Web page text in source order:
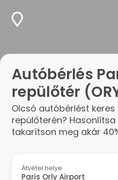
Autóbérlés
repülőtér
Olcsó autóbérlést keres
repülőterén?
takarítson meg akár
Átvétel helye